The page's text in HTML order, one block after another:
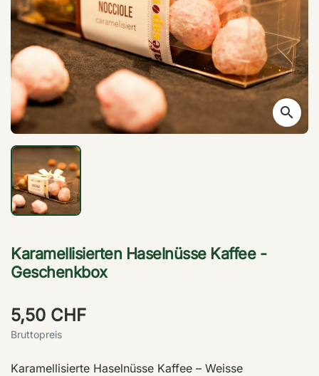
search
Karamellisierten Haselnüsse Kaffee -
Geschenkbox
5,50 CHF
Bruttopreis
Karamellisierte Haselnüsse Kaffee – Weisse